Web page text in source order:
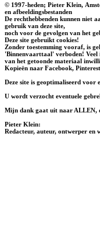
© 1997-heden; Pieter Klein,
en afbeeldingsbestanden
De rechthebbenden kunnen niet
gebruik van deze site,
noch voor de gevolgen van het
Deze site gebruikt cookies!
Zonder toestemming vooraf, is
'Binnenvaarttaal' verboden! Veel
van het getoonde materiaal
Kopieën naar Facebook,
Deze site is geoptimaliseerd voor
U wordt verzocht eventuele
Mijn dank gaat uit naar ALLEN,
Pieter Klein:
Redacteur, auteur, ontwerper en